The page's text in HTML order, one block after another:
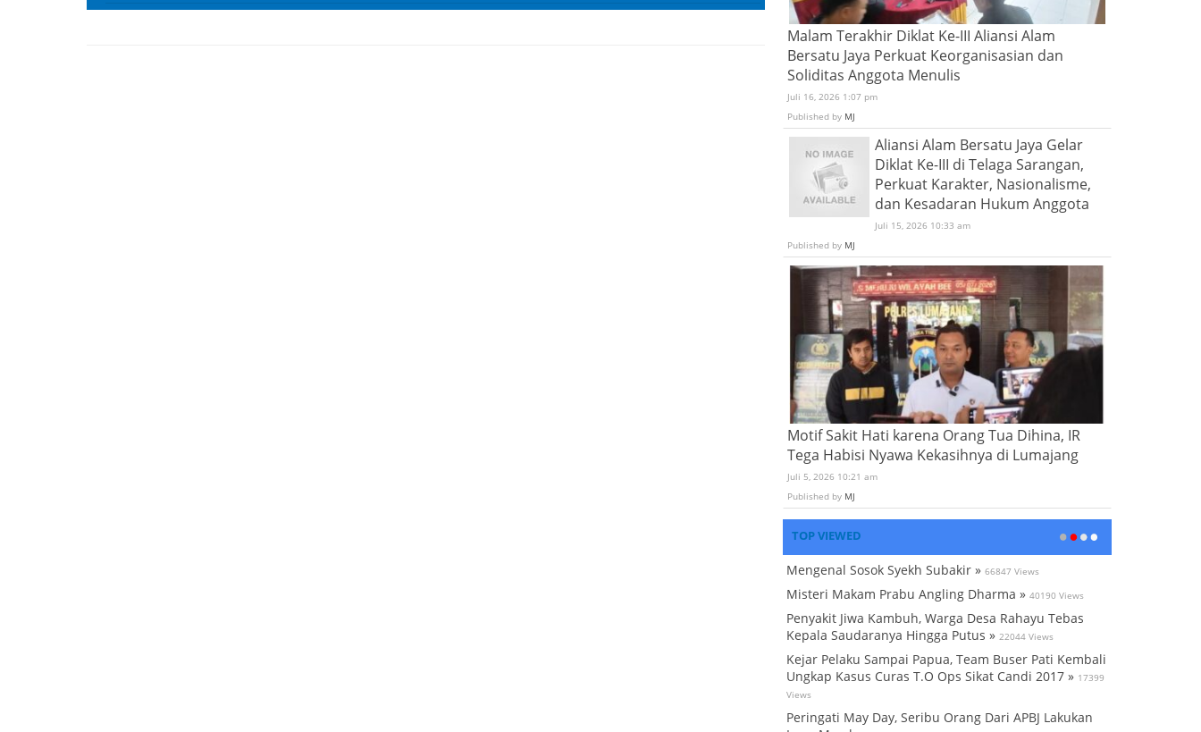
Malam Terakhir Diklat Ke-III Aliansi Alam
Bersatu Jaya Perkuat Keorganisasian dan
Soliditas Anggota Menulis
Juli 16, 2026 1:07 pm
Published by MJ
Aliansi Alam Bersatu Jaya Gelar
Diklat Ke-III di Telaga Sarangan,
Perkuat Karakter, Nasionalisme,
dan Kesadaran Hukum Anggota
Juli 15, 2026 10:33 am
Published by MJ
Motif Sakit Hati karena Orang Tua Dihina, IR
Tega Habisi Nyawa Kekasihnya di Lumajang
Juli 5, 2026 10:21 am
Published by MJ
TOP VIEWED
Mengenal Sosok Syekh Subakir » 66847 Views
Misteri Makam Prabu Angling Dharma » 40190 Views
Penyakit Jiwa Kambuh, Warga Desa Rahayu Tebas
Kepala Saudaranya Hingga Putus » 22044 Views
Kejar Pelaku Sampai Papua, Team Buser Pati Kembali
Ungkap Kasus Curas T.O Ops Sikat Candi 2017 » 17399
Views
Peringati May Day, Seribu Orang Dari APBJ Lakukan